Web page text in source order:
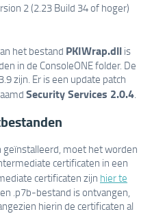
2 (2.23 Build 34 of hoger)
het bestand PKIWrap.dll is
in de ConsoleONE folder. De
zijn. Er is een update patch
Security Services 2.0.4.
moet het worden
certificaten in een
certificaten zijn hier te
.p7b-bestand is ontvangen,
hierin de certificaten al